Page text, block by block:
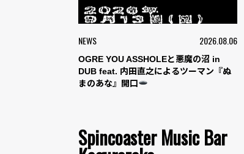
NEWS 2026.08.06
OGRE YOU ASSHOLEと悪魔の沼 in
DUB feat. 内田直之によるツーマン『ぬ
まのあな』開口
Spincoaster Music Bar